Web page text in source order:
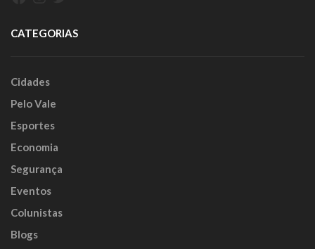
CATEGORIAS
Cidades
Pelo Vale
Esportes
Economia
Segurança
Eventos
Colunistas
Blogs